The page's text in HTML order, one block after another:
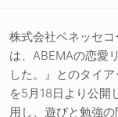
株式会社ベネッセコ
は、ABEMAの恋愛
した。』とのタイ
を5月18日より公開
用し、遊びと勉強